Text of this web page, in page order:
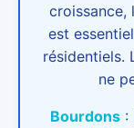
croissance,
est
résidentiels.
ne
Bourdons :